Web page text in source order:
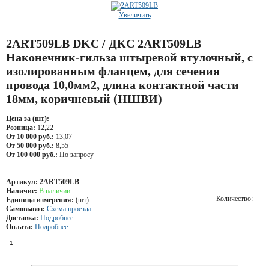
Увеличить
2ART509LB DKC / ДКС 2ART509LB
Наконечник-гильза штыревой втулочный, с
изолированным фланцем, для сечения
провода 10,0мм2, длина контактной части
18мм, коричневый (НШВИ)
Цена за (шт):
Розница: 12,22
От 10 000 руб.: 13,07
От 50 000 руб.: 8,55
От 100 000 руб.: По запросу
Артикул: 2ART509LB
Наличие: В наличии
Единица измерения: (шт)
Самовывоз: Схема проезда
Доставка: Подробнее
Оплата: Подробнее
Количество: